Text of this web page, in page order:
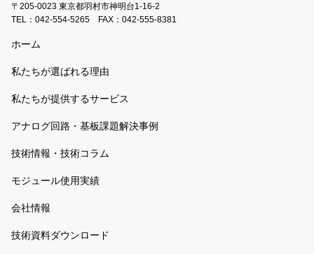
〒205-0023 東京都羽村市神明台1-16-2
TEL： 042-554-5265 FAX：042-555-8381
ホーム
私たちが選ばれる理由
私たちが提供するサービス
アナログ回路・基板課題解決事例
技術情報・技術コラム
モジュール使用実績
会社情報
技術資料ダウンロード